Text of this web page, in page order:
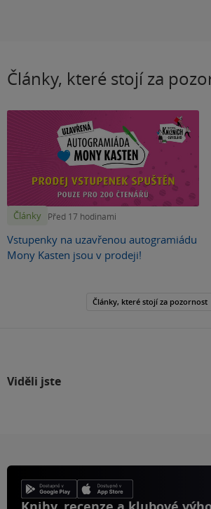
Články, které stojí za
Články Před 17 hodinami
Vstupenky na uzavřenou autogramiádu
Mony Kasten jsou v prodeji!
Články, které stojí za pozornost
Viděli jste